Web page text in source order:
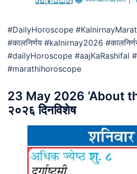
#DailyHoroscope
#कालनिर्णय #kalnirnay2026
#dailyHoroscope #aajKaRashifal
#marathihoroscope
23 May 2026 ‘About
२०२६ दिनविशेष